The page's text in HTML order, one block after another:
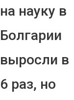
на науку в
Болгарии
выросли в
6 раз, но